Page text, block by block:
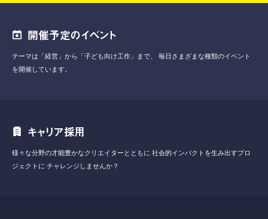
開催予定のイベント
テーマは「経営」から「子ども向け工作」まで、
毎日さまざまな種類のイベント
を開催しています。
キャリア採用
様々な分野の才能豊かなクリエイターとともに 社会的インパクトを生み出すプロ
ジェクトに チャレンジしませんか？